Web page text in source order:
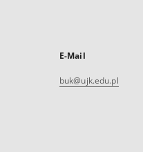
E-Mail
buk@ujk.edu.pl